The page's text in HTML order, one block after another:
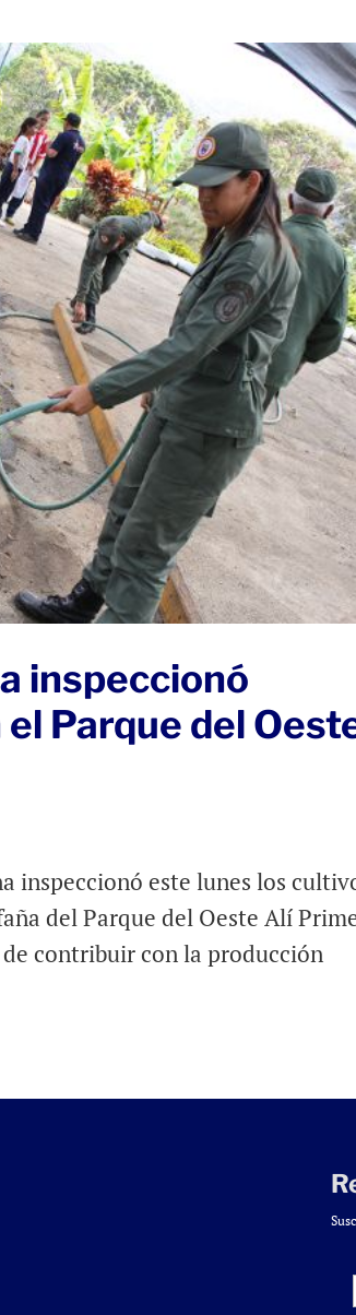
inspeccionó
Parque del
inspeccionó este lunes los
del Parque del Oeste Alí
contribuir con la producción